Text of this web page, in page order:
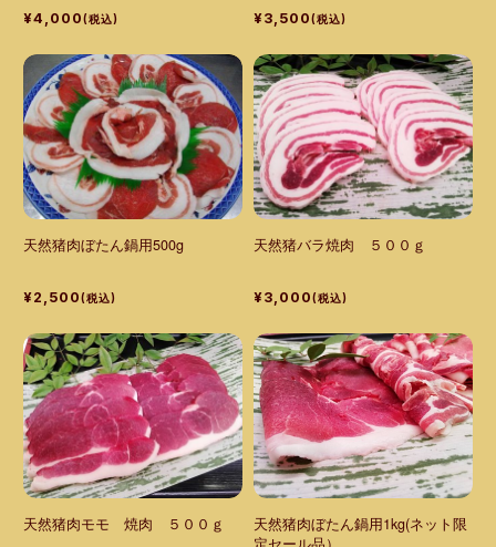
¥4,000(税込) ¥3,500(税込)
天然猪肉ぼたん鍋用500g
¥2,500(税込)
天然猪バラ焼肉 ５００ｇ
¥3,000(税込)
天然猪肉モモ 焼肉 ５００ｇ
天然猪肉ぼたん鍋用1kg(ネット限